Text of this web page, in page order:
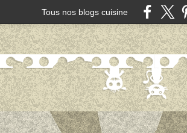
Tous nos blogs cuisine